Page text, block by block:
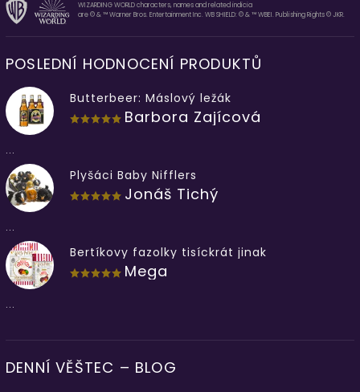
WIZARDING WORLD characters, names and related indicia
are © & ™ Warner Bros. Entertainment Inc. WB SHIELD: © & ™ WBEI. Publishing Rights © JKR.
POSLEDNÍ HODNOCENÍ PRODUKTŮ
Butterbeer: Máslový ležák
Barbora Zajícová
...
Plyšáci Baby Nifflers
Jonáš Tichý
...
Bertíkovy fazolky tisíckrát jinak
Mega
...
DENNÍ VĚŠTEC – BLOG